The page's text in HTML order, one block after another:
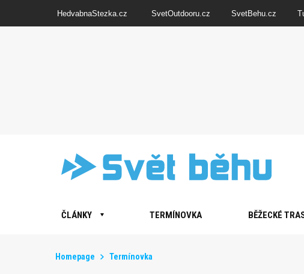
HedvabnaStezka.cz SvetOutdooru.cz SvetBehu.cz
ČLÁNKY TERMÍNOVKA BĚŽECKÉ
Homepage Termínovka